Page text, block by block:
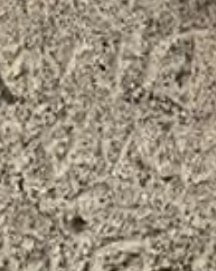
voor de persoonlijke en
ik reizen vormgeef.
van elementen
creatieve makers,
die je nog lang
het verhaal.